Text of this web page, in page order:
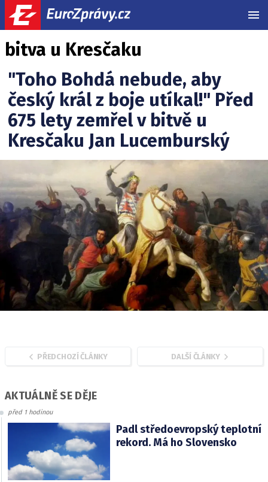
bitva u Kresčaku
"Toho Bohdá nebude, aby
český král z boje utíkal!" Před
675 lety zemřel v bitvě u
Kresčaku Jan Lucemburský
PŘEDCHOZÍ ČLÁNKY DALŠÍ ČLÁNKY
AKTUÁLNĚ SE DĚJE
před 1 hodinou
Padl středoevropský teplotní
rekord. Má ho Slovensko